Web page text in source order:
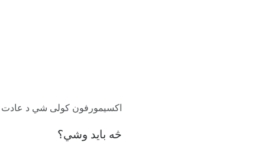
اکسیمورفون کولی شي د عادت
څه باید وشي؟